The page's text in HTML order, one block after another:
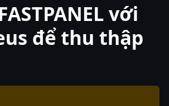
với
để thu thập